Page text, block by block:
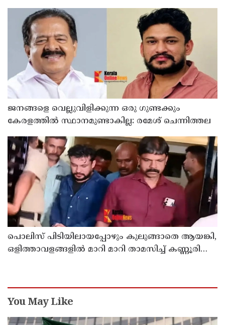
റദ്ദാക്കി
ജനങ്ങളെ വെല്ലുവിളിക്കുന്ന ഒരു ഗുണ്ടക്കും
കേരളത്തില്‍ സ്ഥാനമുണ്ടാകില്ല: രമേശ് ചെന്നിത്തല
പൊലിസ് പിടിയിലായപ്പോഴും കുലുങ്ങാതെ ആയങ്കി,
ഒളിത്താവളങ്ങളില്‍ മാറി മാറി താമസിച്ച് കണ്ണൂരിലെ
You May Like